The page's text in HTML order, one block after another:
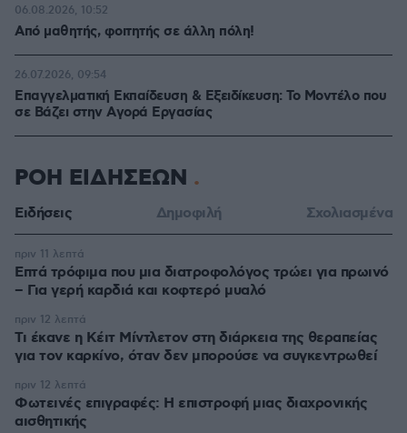
Από μαθητής, φοιτητής σε άλλη πόλη!
06.08.2026, 10:52
Επαγγελματική Εκπαίδευση & Εξειδίκευση: Το Mοντέλο που
σε Bάζει στην Aγορά Eργασίας
26.07.2026, 09:54
ΡΟΗ ΕΙΔΗΣΕΩΝ
Ειδήσεις Δημοφιλή Σχολιασμένα
Επτά τρόφιμα που μια διατροφολόγος τρώει για πρωινό
– Για γερή καρδιά και κοφτερό μυαλό
πριν 11 λεπτά
Τι έκανε η Κέιτ Μίντλετον στη διάρκεια της θεραπείας
για τον καρκίνο, όταν δεν μπορούσε να συγκεντρωθεί
πριν 12 λεπτά
Φωτεινές επιγραφές: Η επιστροφή μιας διαχρονικής
αισθητικής
πριν 12 λεπτά